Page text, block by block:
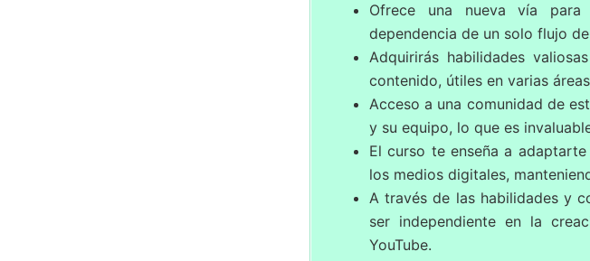
Ofrece una nueva vía para
dependencia de un solo flujo
Adquirirás habilidades
contenido, útiles en varias
Acceso a una comunidad de
y su equipo, lo que es
El curso te enseña a
los medios digitales,
A través de las habilidades y
ser independiente en la
YouTube.